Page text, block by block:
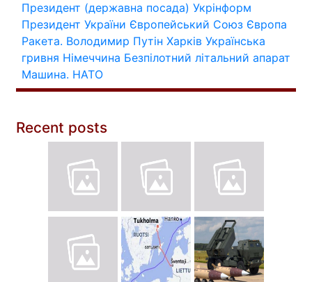
Президент (державна посада) Укрінформ
Президент України Європейський Союз Європа
Ракета. Володимир Путін Харків Українська
гривня Німеччина Безпілотний літальний апарат
Машина. НАТО
Recent posts